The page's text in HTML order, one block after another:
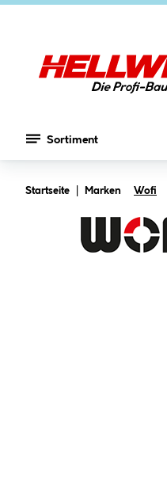
Sortiment
Startseite Marken Wofi